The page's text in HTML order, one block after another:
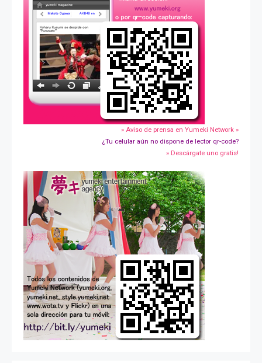
» Aviso de prensa en Yumeki Network »
¿Tu celular aún no dispone de lector qr-code?
» Descárgate uno gratis!